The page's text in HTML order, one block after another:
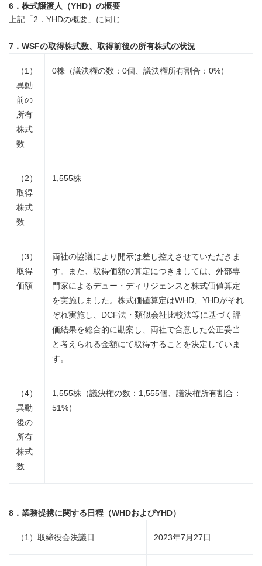
6．株式譲渡人（YHD）の概要
上記「2．YHDの概要」に同じ
7．WSFの取得株式数、取得前後の所有株式の状況
（1）
異動
前の
所有
株式
数
0株（議決権の数：0個、議決権所有割合：0%）
（2）
取得
株式
数
1,555株
（3）
取得
価額
両社の協議により開示は差し控えさせていただきま
す。また、取得価額の算定につきましては、外部専
門家によるデュー・ディリジェンスと株式価値算定
を実施しました。株式価値算定はWHD、YHDがそれ
ぞれ実施し、DCF法・類似会社比較法等に基づく評
価結果を総合的に勘案し、両社で合意した公正妥当
と考えられる金額にて取得することを決定していま
す。
（4）
異動
後の
所有
株式
数
1,555株（議決権の数：1,555個、議決権所有割合：
51%）
8．業務提携に関する日程（WHDおよびYHD）
（1）取締役会決議日 2023年7月27日